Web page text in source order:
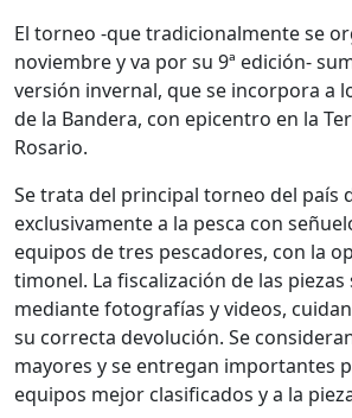
El torneo -que tradicionalmente se
noviembre y va por su 9ª edición-
versión invernal, que se incorpora a
de la Bandera, con epicentro en la
Rosario.
Se trata del principal torneo del país
exclusivamente a la pesca con
equipos de tres pescadores, con la
timonel. La fiscalización de las piezas
mediante fotografías y videos,
su correcta devolución. Se
mayores y se entregan importantes
equipos mejor clasificados y a la